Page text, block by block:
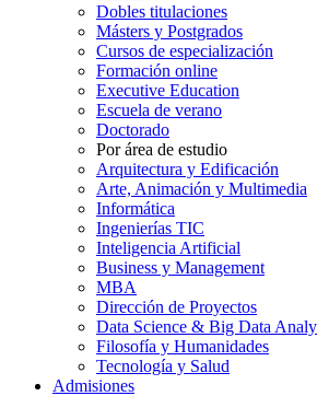
Dobles titulaciones
Másters y Postgrados
Cursos de especialización
Formación online
Executive Education
Escuela de verano
Doctorado
Por área de estudio
Arquitectura y Edificación
Arte, Animación y Multimedia
Informática
Ingenierías TIC
Inteligencia Artificial
Business y Management
MBA
Dirección de Proyectos
Data Science & Big Data
Filosofía y Humanidades
Tecnología y Salud
Admisiones